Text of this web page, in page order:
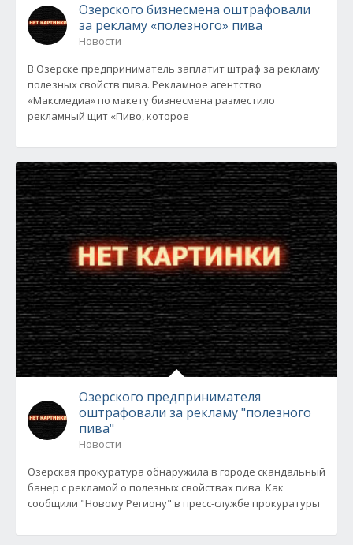
Озерского бизнесмена оштрафовали
за рекламу «полезного» пива
Новости
В Озерске предприниматель заплатит штраф за рекламу
полезных свойств пива. Рекламное агентство
«Максмедиа» по макету бизнесмена разместило
рекламный щит «Пиво, которое
Озерского предпринимателя
оштрафовали за рекламу "полезного
пива"
Новости
Озерская прокуратура обнаружила в городе скандальный
банер с рекламой о полезных свойствах пива. Как
сообщили "Новому Региону" в пресс-службе прокуратуры